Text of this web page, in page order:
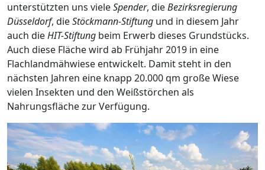
unterstützten uns vieleSpender, dieBezirksregierung
Düsseldorf, dieStöckmann-Stiftung und in diesem Jahr
auch dieHIT-Stiftung beim Erwerb dieses Grundstücks.
Auch diese Fläche wird ab Frühjahr 2019 in eine
Flachlandmähwiese entwickelt. Damit steht in den
nächsten Jahren eine knapp 20.000 qm große Wiese
vielen Insekten und den Weißstörchen als
Nahrungsfläche zur Verfügung.